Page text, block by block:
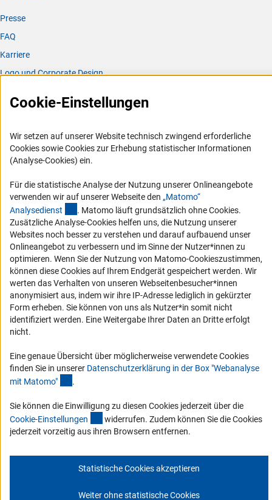
Presse
FAQ
Karriere
Logo und Corporate Design
Compliance
Barrierefreiheit
Erklärung zur Barrierefreiheit
Barriere melden
DFG-aktuell
Erhalten Sie Neuigkeiten aus der DFG direkt in Ihr Mailpostfach oder
schauen Sie sich die Ausgaben online an.
Zum Newsletter
Impressum Datenschutz Cookie-Einstellungen
Kontakt
Service
Cookie-Einstellungen
Wir setzen auf unserer Website technisch zwingend erforderliche
Cookies sowie Cookies zur Erhebung statistischer Informationen
(Analyse-Cookies) ein.
Für die statistische Analyse der Nutzung unserer Onlineangebote
verwenden wir auf unserer Webseite den „Matomo“
Analysedienst (externer Link)
. Matomo läuft grundsätzlich ohne Cookies.
Zusätzliche Analyse-Cookies helfen uns, die Nutzung unserer
Websites noch besser zu verstehen und darauf aufbauend unser
Onlineangebot zu verbessern und im Sinne der Nutzer*innen zu
optimieren. Wenn Sie der Nutzung von Matomo-Cookieszustimmen,
können diese Cookies auf Ihrem Endgerät gespeichert werden. Wir
werten das Verhalten von unseren Webseitenbesucher*innen
anonymisiert aus, indem wir ihre IP-Adresse lediglich in gekürzter
Form erheben. Sie können von uns als Nutzer*in somit nicht
identifiziert werden. Eine Weitergabe Ihrer Daten an Dritte erfolgt
nicht.
Eine genaue Übersicht über möglicherweise verwendete Cookies
finden Sie in unserer Datenschutzerklärung in der Box "Webanalyse
mit Matomo" .
Sie können die Einwilligung zu diesen Cookies jederzeit über die
Cookie-Einstellungen (interner Link)
widerrufen. Zudem können Sie die Cookies
jederzeit vorzeitig aus ihren Browsern entfernen.
Statistische Cookies akzeptieren
Weiter ohne statistische Cookies